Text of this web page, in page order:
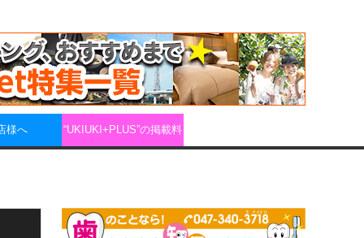
様へ “UKIUKI+PLUS”の掲載料